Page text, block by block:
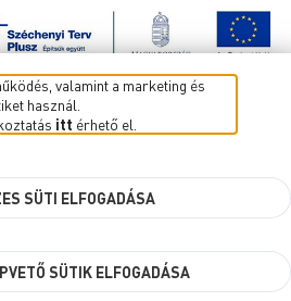
valamint a marketing és
használ.
itt érhető el.
SÜTI ELFOGADÁSA
SÜTIK ELFOGADÁSA